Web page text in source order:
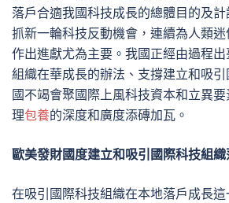
落戶合適我國科技成長的總體目的及
抓新一輪科技反動機會，連續為人類
作出進獻尤為主要。我國正經由過程
組織在華成長的辦法、支撐建立和吸
國不竭會聚國際上風科技資本和立異
理包養的深度和廣度添磚加瓦。
歐美發財國度建立和吸引國際科技組
在吸引國際科技組織在本地落戶成長